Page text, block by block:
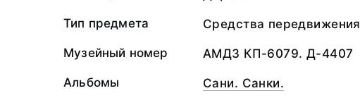
Тип предмета Средства передвижения
Музейный номер АМДЗ КП-6079. Д-4407
Альбомы Сани. Санки.